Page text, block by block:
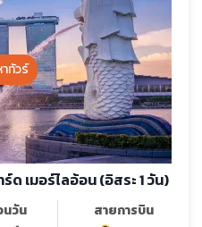
ทัวร์
ด เมอร์ไลอ้อน (อิสระ 1 วัน)
นวัน
สายการบิน